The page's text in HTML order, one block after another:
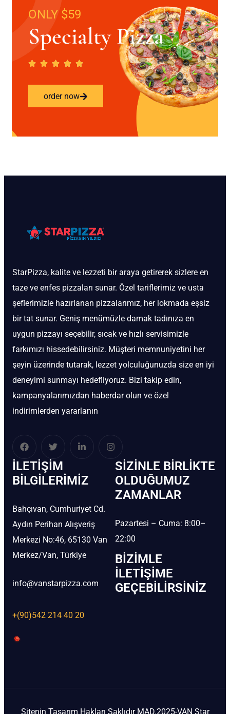
ONLY $59
Specialty Pizza
order now
StarPizza, kalite ve lezzeti bir araya getirerek sizlere en
taze ve enfes pizzaları sunar. Özel tariflerimiz ve usta
şeflerimizle hazırlanan pizzalarımız, her lokmada eşsiz
bir tat sunar. Geniş menümüzle damak tadınıza en
uygun pizzayı seçebilir, sıcak ve hızlı servisimizle
farkımızı hissedebilirsiniz. Müşteri memnuniyetini her
şeyin üzerinde tutarak, lezzet yolculuğunuzda size en iyi
deneyimi sunmayı hedefliyoruz. Bizi takip edin,
kampanyalarımızdan haberdar olun ve özel
indirimlerden yararlanın
İLETIŞIM
BİLGILERIMIZ
Bahçıvan, Cumhuriyet Cd.
Aydın Perihan Alışveriş
Merkezi No:46, 65130 Van
Merkez/Van, Türkiye
info@vanstarpizza.com
+(90)542 214 40 20
SIZINLE BIRLIKTE
OLDUĞUMUZ
ZAMANLAR
Pazartesi – Cuma: 8:00–
22:00
BIZIMLE
İLETIŞIME
GEÇEBILIRSINIZ
Sitenin Tasarım Hakları Saklıdır MAD.2025-VAN Star